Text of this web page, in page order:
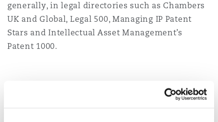
generally, in legal directories such as Chambers
UK and Global, Legal 500, Managing IP Patent
Stars and Intellectual Asset Management’s
Patent 1000.